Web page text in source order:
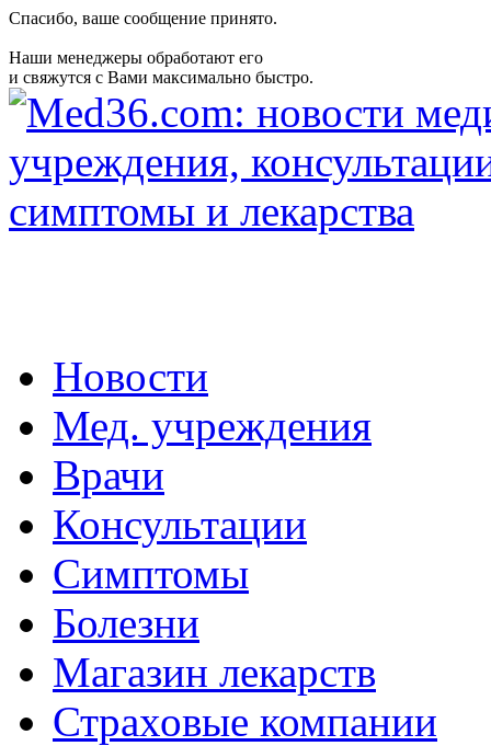
Спасибо, ваше сообщение принято.
Наши менеджеры обработают его
и свяжутся с Вами максимально быстро.
Новости
Мед. учреждения
Врачи
Консультации
Симптомы
Болезни
Магазин лекарств
Страховые компании